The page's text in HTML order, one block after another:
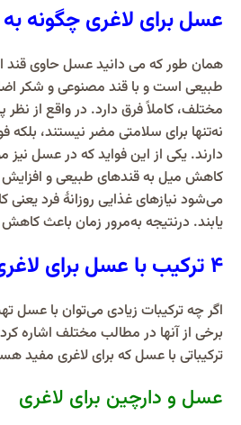
عسل برای لاغری چگونه
همان‌ طور که می‌ دانید عسل حاوی قند
طبیعی است و با قند مصنوعی و شکر
مختلف، کاملاً فرق دارد. در واقع از
نه‌تنها برای سلامتی مضر نیستند، بلکه
دارند. یکی از این فواید که در عسل
کاهش میل به قندهای طبیعی و
می‌شود نیازهای غذایی روزانۀ فرد
یابند. درنتیجه به‌مرور زمان باعث
4 ترکیب با عسل برای لاغری و کاهش وزن
اگر چه ترکیبات زیادی می‌توان با عسل
برخی از آنها در مطالب مختلف اشاره
ترکیباتی با عسل که برای لاغری مفید
عسل و دارچین برای لاغری